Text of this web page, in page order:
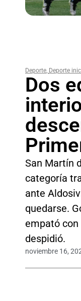
Deporte, Deporte
Dos
San Martín
categoría
ante
quedarse.
empató
despidió.
noviembre 16,